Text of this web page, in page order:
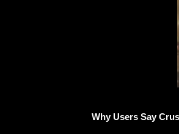
Why Users Say